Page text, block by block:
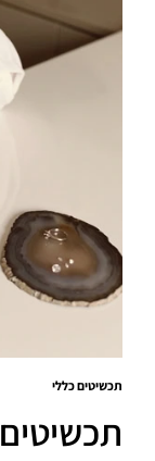
תכשיטים כללי